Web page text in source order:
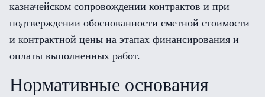
казначейском сопровождении контрактов и при
подтверждении обоснованности сметной стоимости
и контрактной цены на этапах финансирования и
оплаты выполненных работ.
Нормативные основания